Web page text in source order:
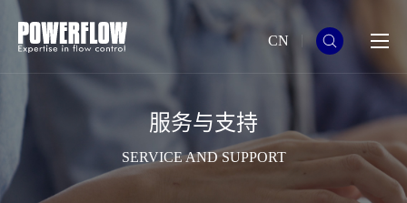
CN
服务与支持
SERVICE AND SUPPORT